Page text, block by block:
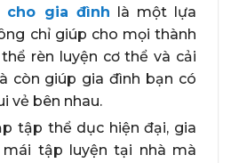
cho gia đình là một lựa
chỉ giúp cho mọi thành
rèn luyện cơ thể và cải
còn giúp gia đình bạn có
vẻ bên nhau.
tập thể dục hiện đại, gia
tập luyện tại nhà mà